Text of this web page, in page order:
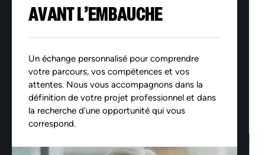
AVANT L’EMBAUCHE
Un échange personnalisé pour comprendre
votre parcours, vos compétences et vos
attentes. Nous vous accompagnons dans la
définition de votre projet professionnel et dans
la recherche d’une opportunité qui vous
correspond.